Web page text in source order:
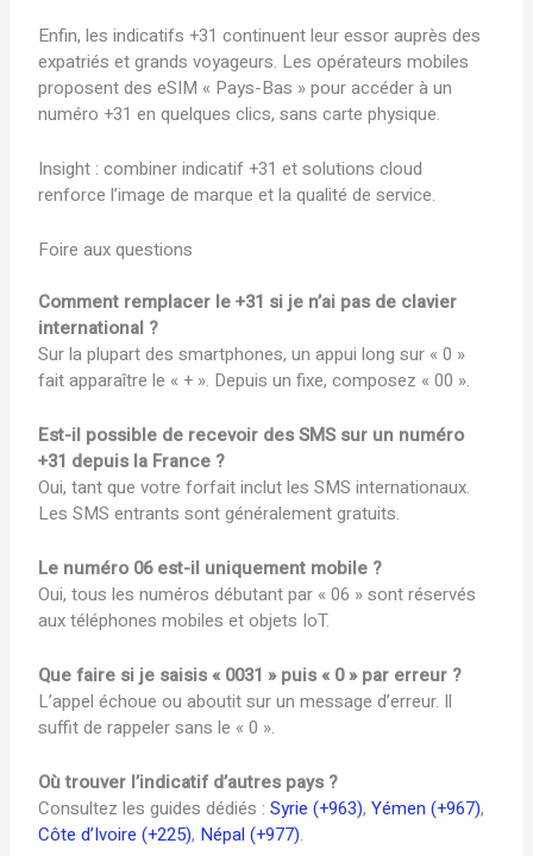
Enfin, les indicatifs +31 continuent leur essor auprès des
expatriés et grands voyageurs. Les opérateurs mobiles
proposent des eSIM « Pays-Bas » pour accéder à un
numéro +31 en quelques clics, sans carte physique.
Insight : combiner indicatif +31 et solutions cloud
renforce l’image de marque et la qualité de service.
Foire aux questions
Comment remplacer le +31 si je n’ai pas de clavier
international ?
Sur la plupart des smartphones, un appui long sur « 0 »
fait apparaître le « + ». Depuis un fixe, composez « 00 ».
Est-il possible de recevoir des SMS sur un numéro
+31 depuis la France ?
Oui, tant que votre forfait inclut les SMS internationaux.
Les SMS entrants sont généralement gratuits.
Le numéro 06 est-il uniquement mobile ?
Oui, tous les numéros débutant par « 06 » sont réservés
aux téléphones mobiles et objets IoT.
Que faire si je saisis « 0031 » puis « 0 » par erreur ?
L’appel échoue ou aboutit sur un message d’erreur. Il
suffit de rappeler sans le « 0 ».
Où trouver l’indicatif d’autres pays ?
Consultez les guides dédiés :Syrie (+963),Yémen (+967),
Côte d’Ivoire (+225), Népal (+977).